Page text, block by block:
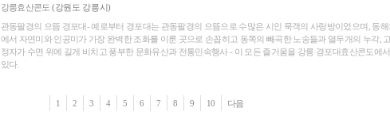
강릉효산콘도 (강원도 강릉시)
관동팔경의 으뜸 경포대- 예로부터 경포대는 관동팔경의 으뜸으로 수많은 시인 묵객의 사랑방이었으며, 동
에서 자연미와 인공미가 가장 완벽한 조화를 이룬 곳으로 손꼽히고 동쪽의 빼곡한 노송들과 열두개의 누각,
정자가 수면 위에 길게 비치고 풍부한 문화유산과 전통민속행사 - 이 모든 즐거움을 강릉 경포대효산콘도에
있다.
1 2 3 4 5 6 7 8 9 10 다음